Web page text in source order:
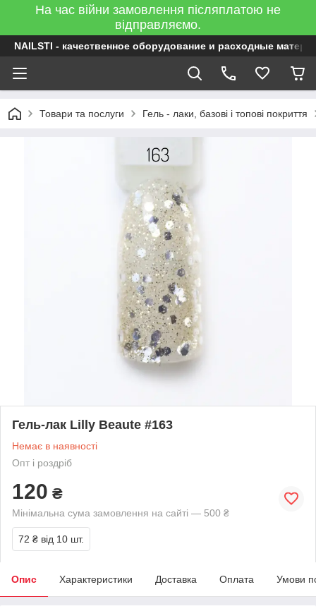
На час війни замовлення післяплатою не
відправляємо.
NAILSTI - качественное оборудование и расходные
Товари та послуги Гель - лаки, базові і топові покриття
Гель-лак Lilly Beaute #163
Немає в наявності
Опт і роздріб
120 ₴
Мінімальна сума замовлення на сайті — 500 ₴
72 ₴ від 10 шт.
Опис Характеристики Доставка Оплата Умови